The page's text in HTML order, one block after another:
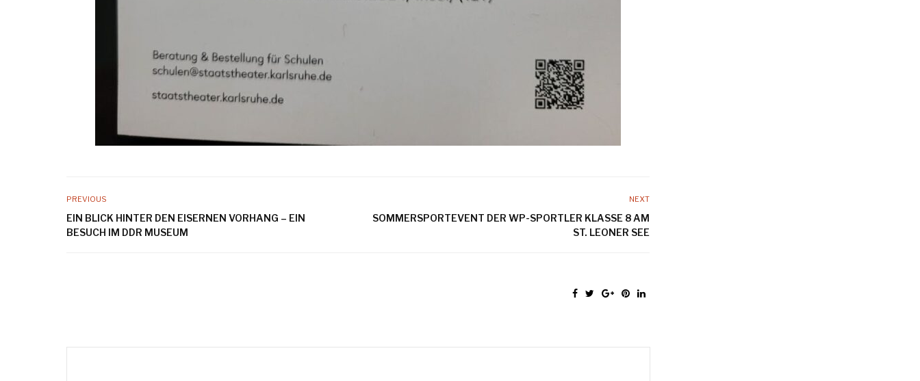
PREVIOUS
EIN BLICK HINTER DEN EISERNEN VORHANG – EIN
BESUCH IM DDR MUSEUM
NEXT
SOMMERSPORTEVENT DER WP-SPORTLER KLASSE 8 AM
ST. LEONER SEE